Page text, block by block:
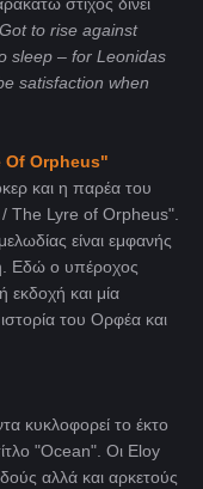
στίχος δίνει
to rise against
sleep – for Leonidas
satisfaction when
Of Orpheus"
και η παρέα του
The Lyre of Orpheus".
είναι εμφανής
Εδώ ο υπέροχος
εκδοχή και μία
του Ορφέα και
κυκλοφορεί το έκτο
"Ocean". Οι Eloy
αλλά και αρκετούς